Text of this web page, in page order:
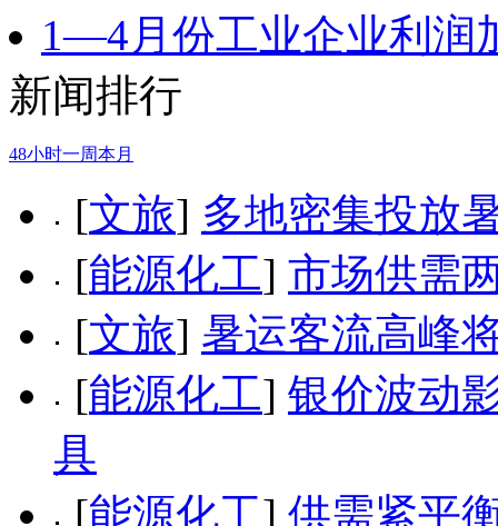
1—4月份工业企业利润
新闻排行
48小时一周本月
[文旅] 多地密集投放
[能源化工] 市场供需
[文旅] 暑运客流高峰
[能源化工] 银价波动
具
[能源化工] 供需紧平